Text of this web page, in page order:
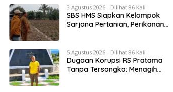
Rp4,57 Miliar
3 Agustus 2026 Dilihat 86 Kali
SBS HMS Siapkan Kelompok
Sarjana Pertanian, Perikanan
Modal
5 Agustus 2026 Dilihat 86 Kali
Dugaan Korupsi RS Pratama
Tanpa Tersangka: Menagih